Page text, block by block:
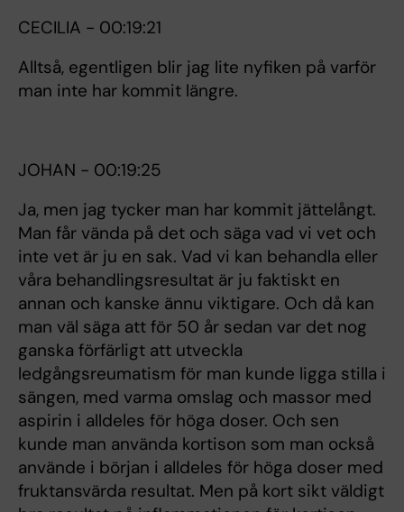
CECILIA - 00:19:21
Alltså, egentligen blir jag lite nyfiken på varför
man inte har kommit längre.
JOHAN - 00:19:25
Ja, men jag tycker man har kommit jättelångt.
Man får vända på det och säga vad vi vet och
inte vet är ju en sak. Vad vi kan behandla eller
våra behandlingsresultat är ju faktiskt en
annan och kanske ännu viktigare. Och då kan
man väl säga att för 50 år sedan var det nog
ganska förfärligt att utveckla
ledgångsreumatism för man kunde ligga stilla i
sängen, med varma omslag och massor med
aspirin i alldeles för höga doser. Och sen
kunde man använda kortison som man också
använde i början i alldeles för höga doser med
fruktansvärda resultat. Men på kort sikt väldigt